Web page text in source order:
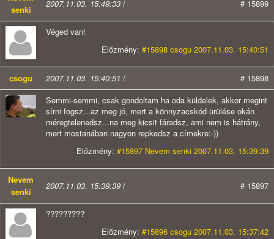
senki
2007.11.03. 15:49:33 / # 15899
Véged van!
Előzmény: #15898 csogu 2007.11.03. 15:40:51
csogu 2007.11.03. 15:40:51 /
# 15898
Semmi-semmi, csak gondoltam ha oda küldelek, akkor megint
sírni fogsz...az meg jó, mert a könnyzacskód ürülése okán
méregtelenedsz...na meg kicsit fáradsz, ami nem is hátrány,
mert mostanában nagyon repkedsz a címekre:-))
Előzmény: #15897 Nevem senki 2007.11.03. 15:39:39
Nevem
senki
2007.11.03. 15:39:39 / # 15897
?????????
Előzmény: #15896 csogu 2007.11.03. 15:37:42